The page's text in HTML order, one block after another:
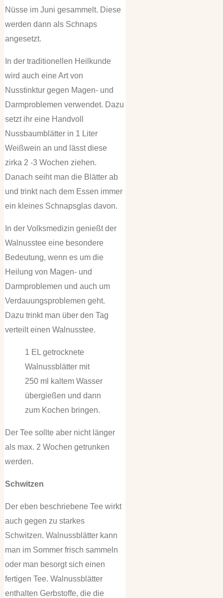
Nüsse im Juni gesammelt. Diese
werden dann als Schnaps
angesetzt.
In der traditionellen Heilkunde
wird auch eine Art von
Nusstinktur gegen Magen- und
Darmproblemen verwendet. Dazu
setzt ihr eine Handvoll
Nussbaumblätter in 1 Liter
Weißwein an und lässt diese
zirka 2 -3 Wochen ziehen.
Danach seiht man die Blätter ab
und trinkt nach dem Essen immer
ein kleines Schnapsglas davon.
In der Volksmedizin genießt der
Walnusstee eine besondere
Bedeutung, wenn es um die
Heilung von Magen- und
Darmproblemen und auch um
Verdauungsproblemen geht.
Dazu trinkt man über den Tag
verteilt einen Walnusstee.
1 EL getrocknete
Walnussblätter mit
250 ml kaltem Wasser
übergießen und dann
zum Kochen bringen.
Der Tee sollte aber nicht länger
als max. 2 Wochen getrunken
werden.
Schwitzen
Der eben beschriebene Tee wirkt
auch gegen zu starkes
Schwitzen. Walnussblätter kann
man im Sommer frisch sammeln
oder man besorgt sich einen
fertigen Tee. Walnussblätter
enthalten Gerbstoffe, die die